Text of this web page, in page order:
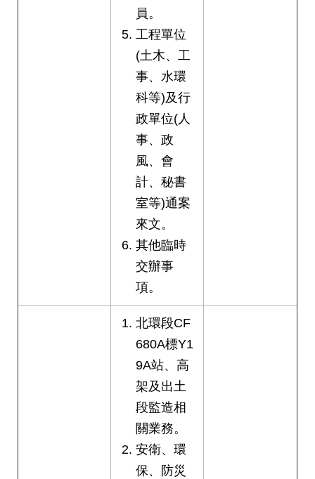
員。
工程單位
(土木、工
事、水環
科等)及行
政單位(人
事、政
風、會
計、秘書
室等)通案
來文。
其他臨時
交辦事
項。
北環段CF
680A標Y1
9A站、高
架及出土
段監造相
關業務。
安衛、環
保、防災